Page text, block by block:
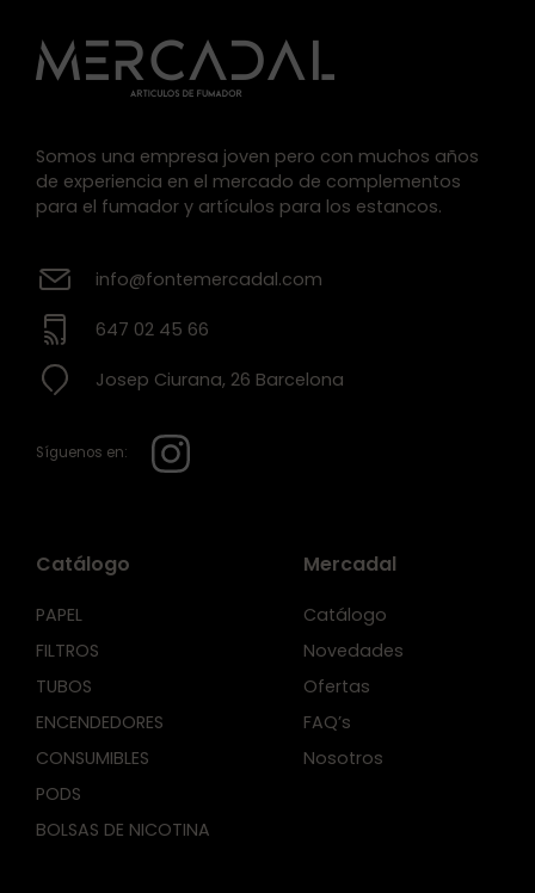
Somos una empresa joven pero con muchos años
de experiencia en el mercado de complementos
para el fumador y artículos para los estancos.
info@fontemercadal.com
647 02 45 66
Josep Ciurana, 26 Barcelona
Síguenos en:
Catálogo
PAPEL
FILTROS
TUBOS
ENCENDEDORES
CONSUMIBLES
PODS
BOLSAS DE NICOTINA
Mercadal
Catálogo
Novedades
Ofertas
FAQ’s
Nosotros